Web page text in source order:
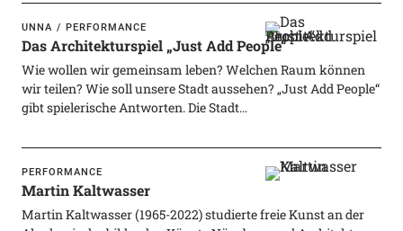
UNNA PERFORMANCE
Das Architekturspiel „Just Add People“
Wie wollen wir gemeinsam leben? Welchen Raum können
wir teilen? Wie soll unsere Stadt aussehen? „Just Add People“
gibt spielerische Antworten. Die Stadt…
PERFORMANCE
Martin Kaltwasser
Martin Kaltwasser (1965-2022) studierte freie Kunst an der